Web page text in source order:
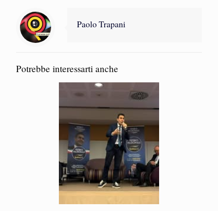
Paolo Trapani
Potrebbe interessarti anche